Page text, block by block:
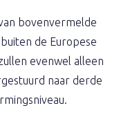
bovenvermelde
de Europese
evenwel alleen
naar derde